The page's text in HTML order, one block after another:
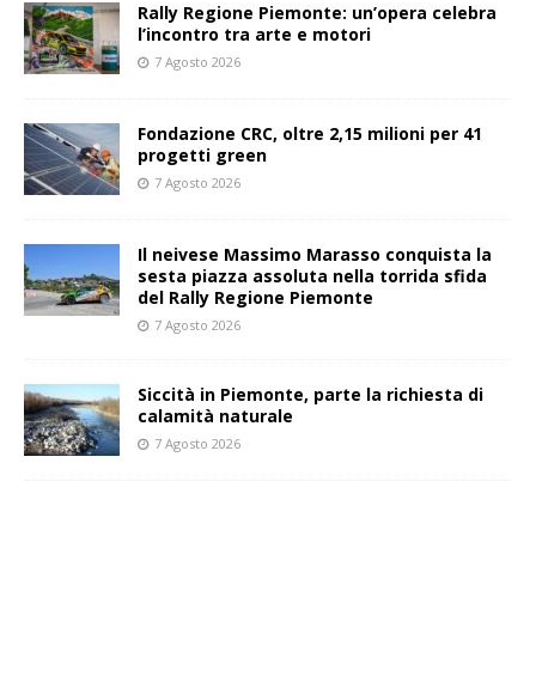
Rally Regione Piemonte: un’opera celebra
l’incontro tra arte e motori
7 Agosto 2026
Fondazione CRC, oltre 2,15 milioni per 41
progetti green
7 Agosto 2026
Il neivese Massimo Marasso conquista la
sesta piazza assoluta nella torrida sfida
del Rally Regione Piemonte
7 Agosto 2026
Siccità in Piemonte, parte la richiesta di
calamità naturale
7 Agosto 2026